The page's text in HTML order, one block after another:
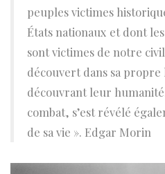
peuples victimes
États nationaux et dont
sont victimes de notre
découvert dans sa propre
découvrant leur
combat, s’est révélé
de sa vie ». Edgar Morin